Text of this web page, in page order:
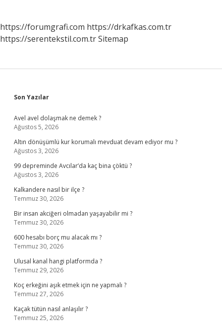
https://forumgrafi.com https://drkafkas.com.tr
https://serentekstil.com.trSitemap
Sidebar
Son Yazılar
Avel avel dolaşmak ne demek ?
Ağustos 5, 2026
Altın dönüşümlü kur korumalı mevduat devam ediyor mu ?
Ağustos 3, 2026
99 depreminde Avcılar’da kaç bina çöktü ?
Ağustos 3, 2026
Kalkandere nasıl bir ilçe ?
Temmuz 30, 2026
Bir insan akciğeri olmadan yaşayabilir mi ?
Temmuz 30, 2026
600 hesabı borç mu alacak mı ?
Temmuz 30, 2026
Ulusal kanal hangi platformda ?
Temmuz 29, 2026
Koç erkeğini aşık etmek için ne yapmalı ?
Temmuz 27, 2026
Kaçak tütün nasıl anlaşılır ?
Temmuz 25, 2026